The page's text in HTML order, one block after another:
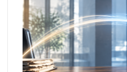
l
a
n
a
s
o
b
a
n
d
a
v